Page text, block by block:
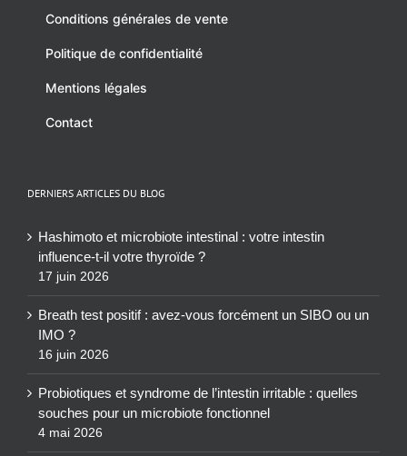
Conditions générales de vente
Politique de confidentialité
Mentions légales
Contact
DERNIERS ARTICLES DU BLOG
Hashimoto et microbiote intestinal : votre intestin
influence-t-il votre thyroïde ?
17 juin 2026
Breath test positif : avez-vous forcément un SIBO ou un
IMO ?
16 juin 2026
Probiotiques et syndrome de l’intestin irritable : quelles
souches pour un microbiote fonctionnel
4 mai 2026